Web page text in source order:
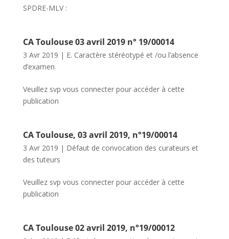
SPDRE-MLV :
CA Toulouse 03 avril 2019 n° 19/00014
3 Avr 2019 | E. Caractère stéréotypé et /ou l’absence
d’examen
Veuillez svp vous connecter pour accéder à cette
publication
CA Toulouse, 03 avril 2019, n°19/00014
3 Avr 2019 | Défaut de convocation des curateurs et
des tuteurs
Veuillez svp vous connecter pour accéder à cette
publication
CA Toulouse 02 avril 2019, n°19/00012